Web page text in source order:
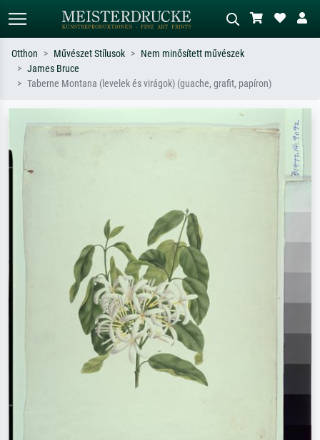
Alap keresés MI-képkereső
impresszionizmus, Hokusai-hullám,
piros absztrakt, sötét olajkép, álló akt
egy fa mellett.
Otthon Művészet Stílusok
Nem minősített művészek
James Bruce
Taberne Montana (levelek és virágok) (guache, grafit, papíron)